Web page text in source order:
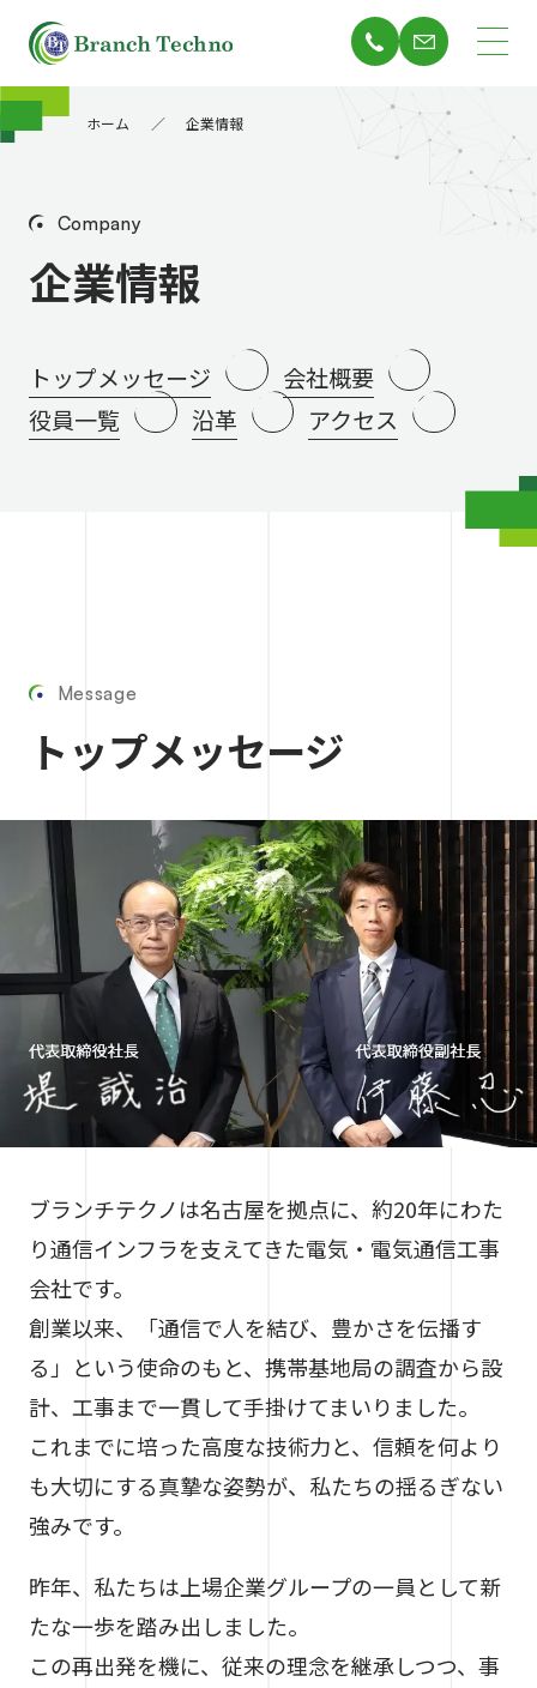
ホーム 企業情報
Company
企業情報
トップメッセージ
会社概要
役員一覧
沿革 アクセス
Message
トップメッセージ
ブランチテクノは名古屋を拠点に、約20年にわた
り通信インフラを支えてきた電気・電気通信工事
会社です。
創業以来、「通信で人を結び、豊かさを伝播す
る」という使命のもと、携帯基地局の調査から設
計、工事まで一貫して手掛けてまいりました。
これまでに培った高度な技術力と、信頼を何より
も大切にする真摯な姿勢が、私たちの揺るぎない
強みです。
昨年、私たちは上場企業グループの一員として新
たな一歩を踏み出しました。
この再出発を機に、従来の理念を継承しつつ、事